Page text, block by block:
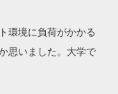
環境に負荷がかかる
思いました。大学で